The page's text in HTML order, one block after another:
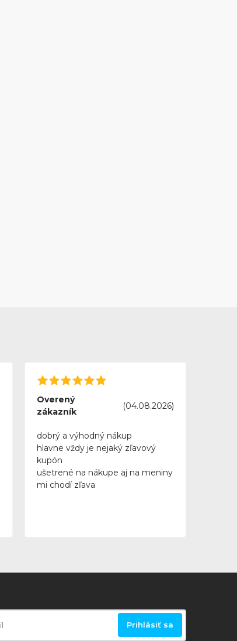
Overený
zákazník
(04.08.2026)
dobrý a výhodný nákup
hlavne vždy je nejaký zľavový
kupón
ušetrené na nákupe aj na meniny
mi chodí zľava
Prihlásiť sa